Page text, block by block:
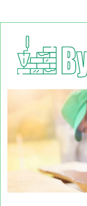
BADRUMSMÖBEL
BÄNK MED
BLOGG